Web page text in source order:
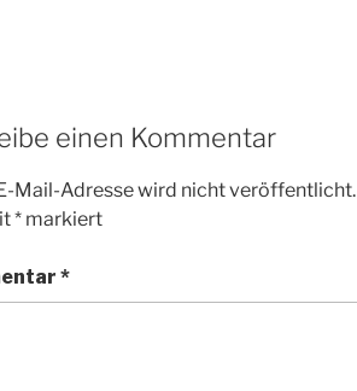
einen Kommentar
Mail-Adresse wird nicht veröffentlicht.
* markiert
*